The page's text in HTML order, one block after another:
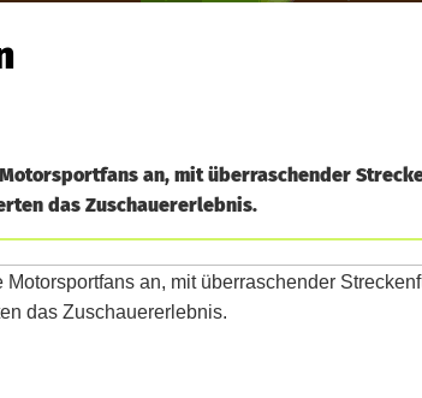
an, mit überraschender
das Zuschauererlebnis.